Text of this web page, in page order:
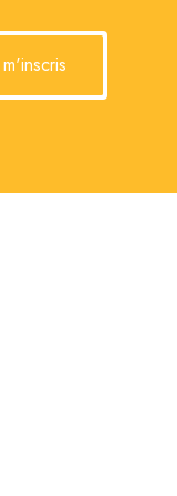
m'inscris